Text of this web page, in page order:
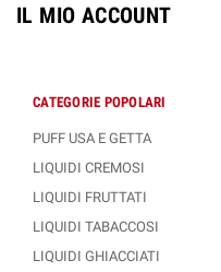
IL MIO ACCOUNT
CATEGORIE POPOLARI
PUFF USA E GETTA
LIQUIDI CREMOSI
LIQUIDI FRUTTATI
LIQUIDI TABACCOSI
LIQUIDI GHIACCIATI